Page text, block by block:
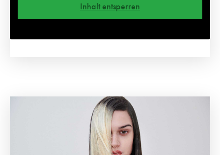
Inhalt entsperren